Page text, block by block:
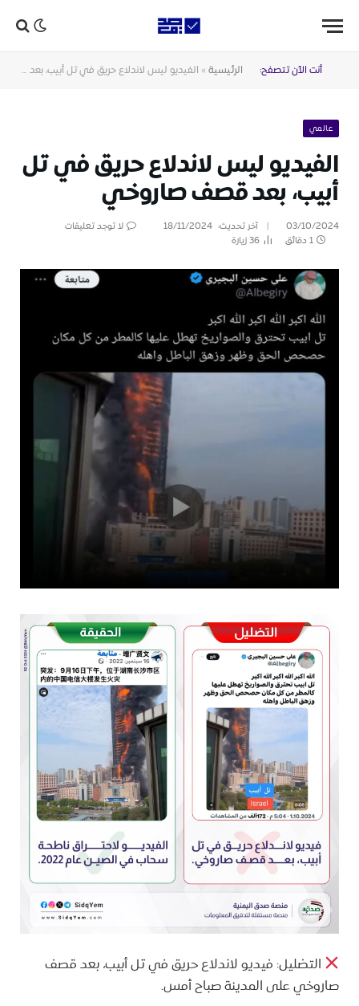
أنت الآن تتصفح: الرئيسية » الفيديو ليس لاندلاع حريق في تل أبيب، بعد قصف صاروخي
عالمي
الفيديو ليس لاندلاع حريق في تل
أبيب، بعد قصف صاروخي
03/10/2024 آخر تحديث: 18/11/2024
لا توجد تعليقات
1 دقائق
36زيارة
التضليل: فيديو لاندلاع حريق في تل أبيب، بعد قصف
صاروخي على المدينة صباح أمس.